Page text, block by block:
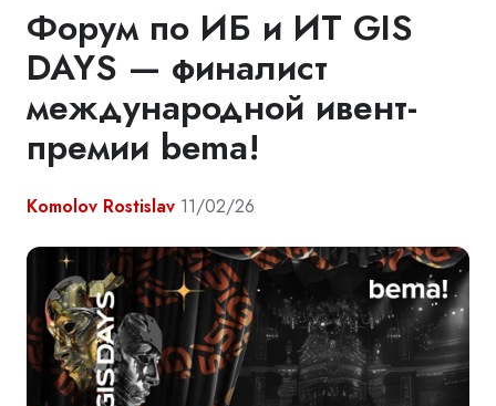
Форум по ИБ и ИТ GIS
DAYS — финалист
международной ивент-
премии bema!
Komolov Rostislav 11/02/26